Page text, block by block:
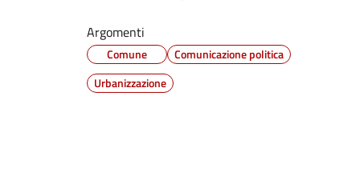
Argomenti
Comune
Comunicazione politica
Urbanizzazione